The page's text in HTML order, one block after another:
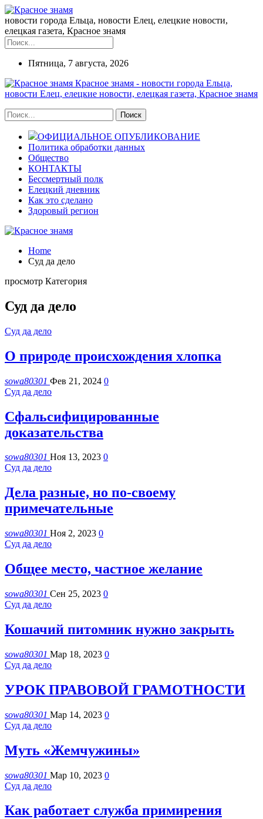
новости города Ельца, новости Елец, елецкие новости,
елецкая газета, Красное знамя
Пятница, 7 августа, 2026
Красное знамя - новости города Ельца,
новости Елец, елецкие новости, елецкая газета, Красное знамя
ОФИЦИАЛЬНОЕ ОПУБЛИКОВАНИЕ
Политика обработки данных
Общество
КОНТАКТЫ
Бессмертный полк
Елецкий дневник
Как это сделано
Здоровый регион
Home
Суд да дело
просмотр Категория
Суд да дело
Суд да дело
О природе происхождения хлопка
sowa80301 Фев 21, 2024 0
Суд да дело
Сфальсифи­цированные
доказательства
sowa80301 Ноя 13, 2023 0
Суд да дело
Дела разные, но по-своему
примечательные
sowa80301 Ноя 2, 2023 0
Суд да дело
Общее место, частное желание
sowa80301 Сен 25, 2023 0
Суд да дело
Кошачий питомник нужно закрыть
sowa80301 Мар 18, 2023 0
Суд да дело
УРОК ПРАВОВОЙ ГРАМОТНОСТИ
sowa80301 Мар 14, 2023 0
Суд да дело
Муть «Жемчужины»
sowa80301 Мар 10, 2023 0
Суд да дело
Как работает служба примирения